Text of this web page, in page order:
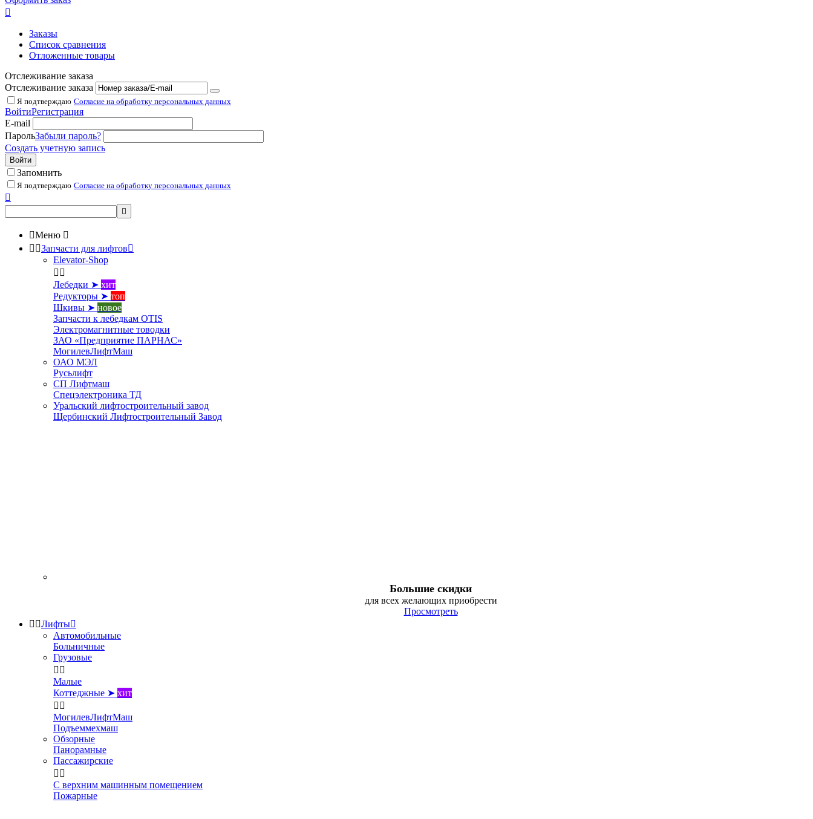

Заказы
Список сравнения
Отложенные товары
Отслеживание заказа
Отслеживание заказа
Я подтверждаю Согласие на обработку персональных данных
ВойтиРегистрация
E-mail
ПарольЗабыли пароль?
Создать учетную запись
Войти
Запомнить
Я подтверждаю Согласие на обработку персональных данных


Меню 
 Запчасти для лифтов
Elevator-Shop
 
Лебедки ➤ хит
Редукторы ➤ топ
Шкивы ➤ новое
Запчасти к лебедкам OTIS
Электромагнитные товодки
ЗАО «Предприятие ПАРНАС»
МогилевЛифтМаш
ОАО МЭЛ
Русьлифт
СП Лифтмаш
Спецэлектроника ТД
Уральский лифтостроительный завод
Щербинский Лифтостроительный Завод
Большие скидки
для всех желающих приобрести
Просмотреть
 Лифты
Автомобильные
Больничные
Грузовые
 
Малые
Коттеджные ➤ хит
 
МогилевЛифтМаш
Подъеммехмаш
Обзорные
Панорамные
Пассажирские
 
С верхним машинным помещением
Пожарные